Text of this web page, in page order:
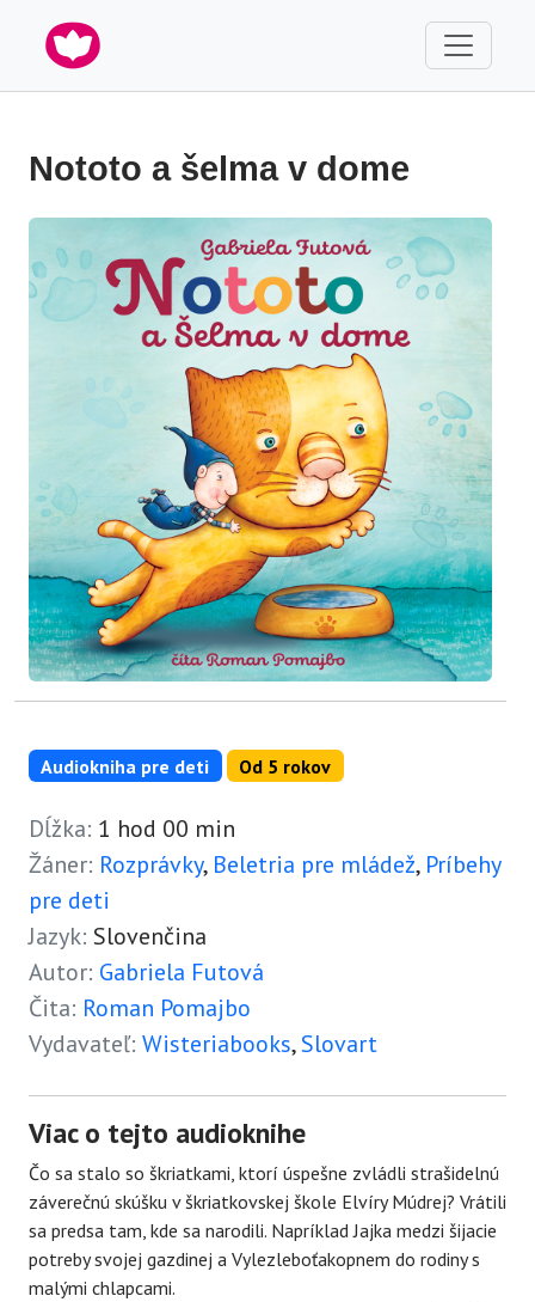
Nototo a šelma v dome
Audiokniha pre deti Od 5 rokov
Dĺžka: 1 hod 00 min
Žáner: Rozprávky, Beletria pre mládež, Príbehy
pre deti
Jazyk: Slovenčina
Autor: Gabriela Futová
Čita: Roman Pomajbo
Vydavateľ: Wisteriabooks,Slovart
Viac o tejto audioknihe
Čo sa stalo so škriatkami, ktorí úspešne zvládli strašidelnú
záverečnú skúšku v škriatkovskej škole Elvíry Múdrej? Vrátili
sa predsa tam, kde sa narodili. Napríklad Jajka medzi šijacie
potreby svojej gazdinej a Vylezleboťakopnem do rodiny s
malými chlapcami.